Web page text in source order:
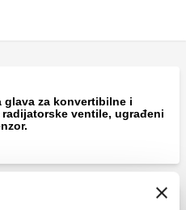
glava za konvertibilne i
ventile, ugrađeni